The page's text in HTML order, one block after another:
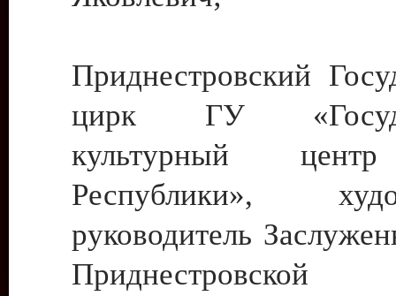
Приднестровский
цирк ГУ
культурный
Республики»,
руководитель
Приднестровской